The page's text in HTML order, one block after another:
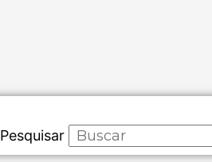
Pesquisar